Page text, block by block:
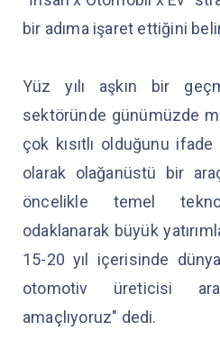
bir adıma işaret ettiğini
Yüz yılı aşkın bir
sektöründe günümüzde
çok kısıtlı olduğunu
olarak olağanüstü bir
öncelikle temel
odaklanarak büyük
15-20 yıl içerisinde
otomotiv üreticisi
amaçlıyoruz" dedi.